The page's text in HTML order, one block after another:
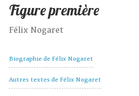
Figure première
Félix Nogaret
Biographie de Félix Nogaret
Autres textes de Félix Nogaret